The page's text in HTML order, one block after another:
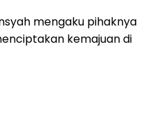
mengaku pihaknya
kemajuan di